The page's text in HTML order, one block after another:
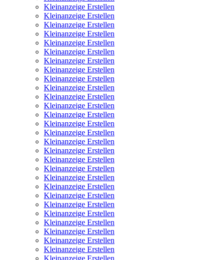
Kleinanzeige Erstellen
Kleinanzeige Erstellen
Kleinanzeige Erstellen
Kleinanzeige Erstellen
Kleinanzeige Erstellen
Kleinanzeige Erstellen
Kleinanzeige Erstellen
Kleinanzeige Erstellen
Kleinanzeige Erstellen
Kleinanzeige Erstellen
Kleinanzeige Erstellen
Kleinanzeige Erstellen
Kleinanzeige Erstellen
Kleinanzeige Erstellen
Kleinanzeige Erstellen
Kleinanzeige Erstellen
Kleinanzeige Erstellen
Kleinanzeige Erstellen
Kleinanzeige Erstellen
Kleinanzeige Erstellen
Kleinanzeige Erstellen
Kleinanzeige Erstellen
Kleinanzeige Erstellen
Kleinanzeige Erstellen
Kleinanzeige Erstellen
Kleinanzeige Erstellen
Kleinanzeige Erstellen
Kleinanzeige Erstellen
Kleinanzeige Erstellen